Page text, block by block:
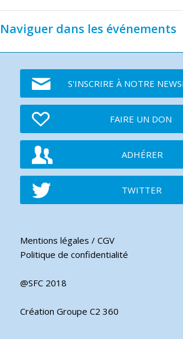
Naviguer dans les événements
S'INSCRIRE À NOTRE
FAIRE UN DON
ADHÉRER
TWITTER
Mentions légales / CGV
Politique de confidentialité
@SFC 2018
Création Groupe C2 360